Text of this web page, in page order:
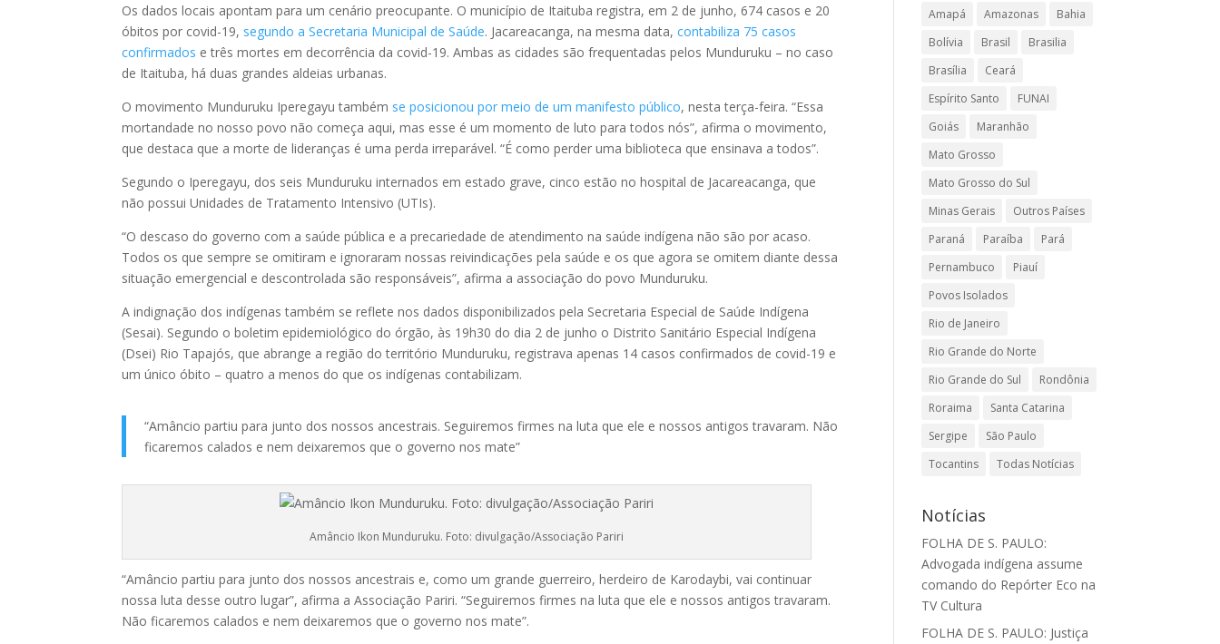
Os dados locais apontam para um cenário preocupante. O município de Itaituba registra, em 2 de junho, 674 casos e 20
óbitos por covid-19, segundo a Secretaria Municipal de Saúde. Jacareacanga, na mesma data,contabiliza 75 casos
confirmados e três mortes em decorrência da covid-19. Ambas as cidades são frequentadas pelos Munduruku – no caso
de Itaituba, há duas grandes aldeias urbanas.
O movimento Munduruku Iperegayu também se posicionou por meio de um manifesto público, nesta terça-feira. “Essa
mortandade no nosso povo não começa aqui, mas esse é um momento de luto para todos nós”, afirma o movimento,
que destaca que a morte de lideranças é uma perda irreparável. “É como perder uma biblioteca que ensinava a todos”.
Segundo o Iperegayu, dos seis Munduruku internados em estado grave, cinco estão no hospital de Jacareacanga, que
não possui Unidades de Tratamento Intensivo (UTIs).
“O descaso do governo com a saúde pública e a precariedade de atendimento na saúde indígena não são por acaso.
Todos os que sempre se omitiram e ignoraram nossas reivindicações pela saúde e os que agora se omitem diante dessa
situação emergencial e descontrolada são responsáveis”, afirma a associação do povo Munduruku.
A indignação dos indígenas também se reflete nos dados disponibilizados pela Secretaria Especial de Saúde Indígena
(Sesai). Segundo o boletim epidemiológico do órgão, às 19h30 do dia 2 de junho o Distrito Sanitário Especial Indígena
(Dsei) Rio Tapajós, que abrange a região do território Munduruku, registrava apenas 14 casos confirmados de covid-19 e
um único óbito – quatro a menos do que os indígenas contabilizam.
“Amâncio partiu para junto dos nossos ancestrais. Seguiremos firmes na luta que ele e nossos antigos travaram. Não
ficaremos calados e nem deixaremos que o governo nos mate”
Amâncio Ikon Munduruku. Foto: divulgação/Associação Pariri
“Amâncio partiu para junto dos nossos ancestrais e, como um grande guerreiro, herdeiro de Karodaybi, vai continuar
nossa luta desse outro lugar”, afirma a Associação Pariri. “Seguiremos firmes na luta que ele e nossos antigos travaram.
Não ficaremos calados e nem deixaremos que o governo nos mate”.
Amapá
Amazonas
Bahia
Bolívia
Brasil
Brasilia
Brasília
Ceará
Espírito Santo
FUNAI
Goiás
Maranhão
Mato Grosso
Mato Grosso do Sul
Minas Gerais
Outros Países
Paraná
Paraíba
Pará
Pernambuco
Piauí
Povos Isolados
Rio de Janeiro
Rio Grande do Norte
Rio Grande do Sul
Rondônia
Roraima
Santa Catarina
Sergipe
São Paulo
Tocantins
Todas Notícias
Notícias
FOLHA DE S. PAULO:
Advogada indígena assume
comando do Repórter Eco na
TV Cultura
FOLHA DE S. PAULO: Justiça